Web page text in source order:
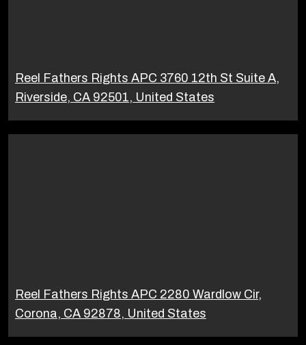
Reel Fathers Rights APC 3760 12th St Suite A,
Riverside, CA 92501, United States
Reel Fathers Rights APC 2280 Wardlow Cir,
Corona, CA 92878, United States